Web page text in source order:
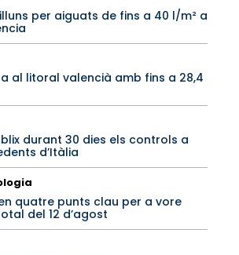
per aiguats de fins a 40 l/m² a
al litoral valencià amb fins a 28,4
durant 30 dies els controls a
d’Itàlia
quatre punts clau per a vore
del 12 d’agost